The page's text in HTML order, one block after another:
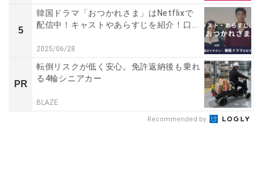
5
韓国ドラマ「おつかれさま」はNetflixで
配信中！キャストやあらすじを紹介！口...
2025/06/28
PR
転倒リスクが低く安心。免許返納後も乗れ
る4輪シニアカー
BLAZE
Recommended by